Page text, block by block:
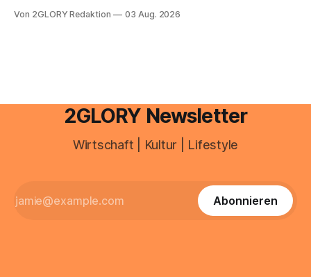
ist längst ein ernstzunehmender Wirtschaftszweig. Weltweit
Von 2GLORY Redaktion 03 Aug. 2026
2GLORY Newsletter
Wirtschaft | Kultur | Lifestyle
Abonnieren